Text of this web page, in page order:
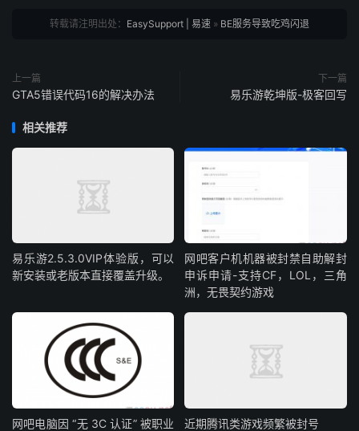
转载请注明出处： EasySupport | 易速 » BE服务导致吃鸡闪退
上一篇
GTA5错误代码16的解决办法
下一篇
易乐游乾坤版-极客回写
相关推荐
易乐游2.5.3.0VIP体验版，可以
新安装或老版本直接覆盖升级。
网吧客户机机器被封禁自助解封
申诉申请-支持CF，LOL，三角
洲，无畏契约游戏
网吧电脑因 “无 3C 认证” 被职业
近期腾讯类游戏频繁被封号